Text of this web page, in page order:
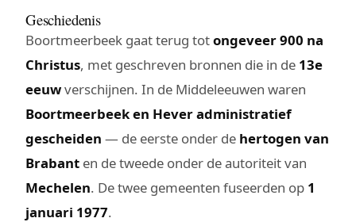
Geschiedenis
Boortmeerbeek gaat terug totongeveer 900 na
Christus, met geschreven bronnen die in de 13e
eeuwverschijnen. In de Middeleeuwen waren
Boortmeerbeek en Hever administratief
gescheiden — de eerste onder de hertogen van
Brabant en de tweede onder de autoriteit van
Mechelen. De twee gemeenten fuseerden op 1
januari 1977.